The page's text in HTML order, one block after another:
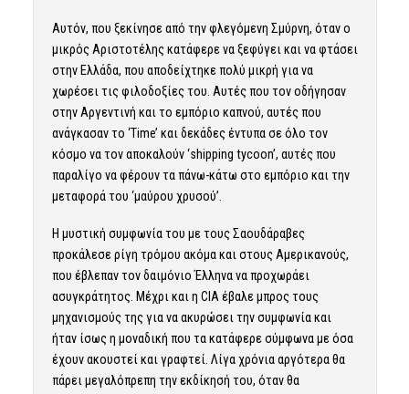
Αυτόν, που ξεκίνησε από την φλεγόμενη Σμύρνη, όταν ο
μικρός Αριστοτέλης κατάφερε να ξεφύγει και να φτάσει
στην Ελλάδα, που αποδείχτηκε πολύ μικρή για να
χωρέσει τις φιλοδοξίες του. Αυτές που τον οδήγησαν
στην Αργεντινή και το εμπόριο καπνού, αυτές που
ανάγκασαν το ‘Time’ και δεκάδες έντυπα σε όλο τον
κόσμο να τον αποκαλούν ‘shipping tycoon’, αυτές που
παραλίγο να φέρουν τα πάνω-κάτω στο εμπόριο και την
μεταφορά του ‘μαύρου χρυσού’.
Η μυστική συμφωνία του με τους Σαουδάραβες
προκάλεσε ρίγη τρόμου ακόμα και στους Αμερικανούς,
που έβλεπαν τον δαιμόνιο Έλληνα να προχωράει
ασυγκράτητος. Μέχρι και η CIA έβαλε μπρος τους
μηχανισμούς της για να ακυρώσει την συμφωνία και
ήταν ίσως η μοναδική που τα κατάφερε σύμφωνα με όσα
έχουν ακουστεί και γραφτεί. Λίγα χρόνια αργότερα θα
πάρει μεγαλόπρεπη την εκδίκησή του, όταν θα